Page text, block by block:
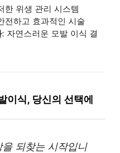
한 위생 관리 시스템
전하고 효과적인 시술
: 자연스러운 모발 이식 결
이식, 당신의 선택에
되찾는 시작입니